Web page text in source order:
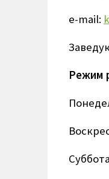
e-mail:
Режим